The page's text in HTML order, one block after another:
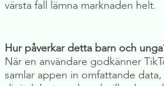
värsta fall lämna marknaden helt.
Hur påverkar detta barn och
När en användare godkänner
samlar appen in omfattande